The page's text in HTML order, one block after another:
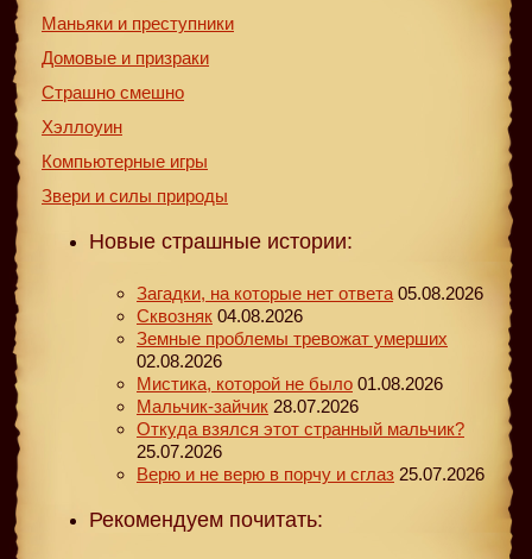
Маньяки и преступники
Домовые и призраки
Страшно смешно
Хэллоуин
Компьютерные игры
Звери и силы природы
Новые страшные истории:
Загадки, на которые нет ответа 05.08.2026
Сквозняк 04.08.2026
Земные проблемы тревожат умерших
02.08.2026
Мистика, которой не было 01.08.2026
Мальчик-зайчик 28.07.2026
Откуда взялся этот странный мальчик?
25.07.2026
Верю и не верю в порчу и сглаз 25.07.2026
Рекомендуем почитать: